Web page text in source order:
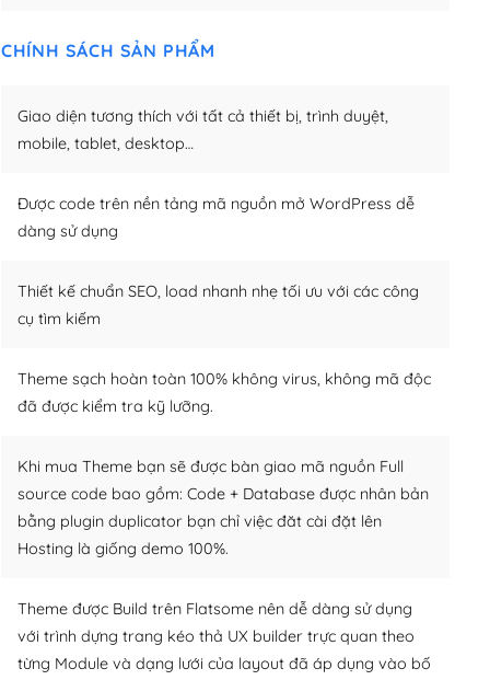
CHÍNH SÁCH SẢN PHẨM
Giao diện tương thích với tất cả thiết bị, trình duyệt,
mobile, tablet, desktop…
Được code trên nền tảng mã nguồn mở WordPress dễ
dàng sử dụng
Thiết kế chuẩn SEO, load nhanh nhẹ tối ưu với các công
cụ tìm kiếm
Theme sạch hoàn toàn 100% không virus, không mã độc
đã được kiểm tra kỹ lưỡng.
Khi mua Theme bạn sẽ được bàn giao mã nguồn Full
source code bao gồm: Code + Database được nhân bản
bằng plugin duplicator bạn chỉ việc đăt cài đặt lên
Hosting là giống demo 100%.
Theme được Build trên Flatsome nên dễ dàng sử dụng
với trình dựng trang kéo thả UX builder trực quan theo
từng Module và dạng lưới của layout đã áp dụng vào bố